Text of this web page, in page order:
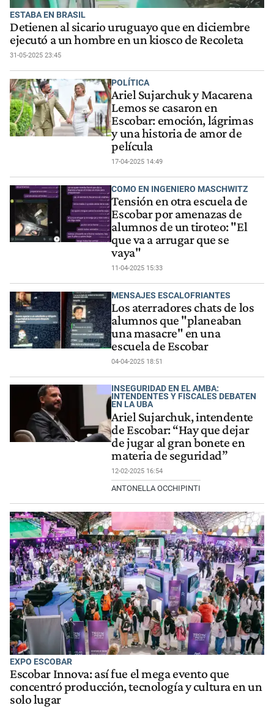
ESTABA EN BRASIL
Detienen al sicario uruguayo que en diciembre
ejecutó a un hombre en un kiosco de Recoleta
31-05-2025 23:45
POLÍTICA
Ariel Sujarchuk y Macarena
Lemos se casaron en
Escobar: emoción, lágrimas
y una historia de amor de
película
17-04-2025 14:49
COMO EN INGENIERO MASCHWITZ
Tensión en otra escuela de
Escobar por amenazas de
alumnos de un tiroteo: "El
que va a arrugar que se
vaya"
11-04-2025 15:33
MENSAJES ESCALOFRIANTES
Los aterradores chats de los
alumnos que "planeaban
una masacre" en una
escuela de Escobar
04-04-2025 18:51
INSEGURIDAD EN EL AMBA:
INTENDENTES Y FISCALES DEBATEN
EN LA UBA
Ariel Sujarchuk, intendente
de Escobar: “Hay que dejar
de jugar al gran bonete en
materia de seguridad”
12-02-2025 16:54
ANTONELLA OCCHIPINTI
EXPO ESCOBAR
Escobar Innova: así fue el mega evento que
concentró producción, tecnología y cultura en un
solo lugar